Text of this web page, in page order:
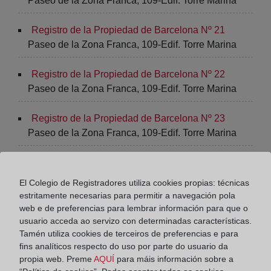
Registro de la Propiedad de Barcelona Nº 21
Paseo de la Zona Franca, 109-Edif. Torre Marina
Registro de la Propiedad de Barcelona Nº 22
Paseo de la Zona Franca, 109-Edif. Torre Marina
Registro de la Propiedad de Barcelona Nº 23
Paseo de la Zona Franca, 109-Edif. Torre Marina
Registro de la Propiedad de Barcelona Nº 25
Paseo de la Zona Franca, 109-Edif. Torre Marina
Registro de la Propiedad de Barcelona Nº 26
Paseo de la Zona Franca, 109-Edif. Torre Marina
El Colegio de Registradores utiliza cookies propias: técnicas
estritamente necesarias para permitir a navegación pola
web e de preferencias para lembrar información para que o
usuario acceda ao servizo con determinadas características.
Tamén utiliza cookies de terceiros de preferencias e para
fins analíticos respecto do uso por parte do usuario da
propia web. Preme AQUÍ para máis información sobre a